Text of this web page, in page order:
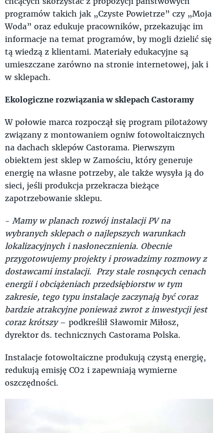
programów takich jak „Czyste Powietrze” czy „Moja
Woda” oraz edukuje pracowników, przekazując im
informacje na temat programów, by mogli dzielić się
tą wiedzą z klientami. Materiały edukacyjne są
umieszczane zarówno na stronie internetowej, jak i
w sklepach.
Ekologiczne rozwiązania w sklepach Castoramy
W połowie marca rozpoczął się program pilotażowy
związany z montowaniem ogniw fotowoltaicznych
na dachach sklepów Castorama. Pierwszym
obiektem jest sklep w Zamościu, który generuje
energię na własne potrzeby, ale także wysyła ją do
sieci, jeśli produkcja przekracza bieżące
zapotrzebowanie sklepu.
- Mamy w planach rozwój instalacji PV na
wybranych sklepach o najlepszych warunkach
lokalizacyjnych i nasłonecznienia. Obecnie
przygotowujemy projekty i prowadzimy rozmowy z
dostawcami instalacji. Przy stale rosnących cenach
energii i obciążeniach przedsiębiorstw w tym
zakresie, tego typu instalacje zaczynają być coraz
bardzie atrakcyjne ponieważ zwrot z inwestycji jest
coraz krótszy– podkreślił Sławomir Miłosz,
dyrektor ds. technicznych Castorama Polska.
Instalacje fotowoltaiczne produkują czystą energię,
redukują emisję CO2 i zapewniają wymierne
oszczędności.